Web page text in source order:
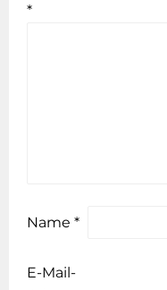
*
Name*
E-Mail-